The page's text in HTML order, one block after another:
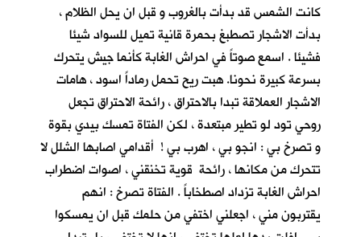
كانت الشمس قد بدأت بالغروب و قبل ان يحل الظلام ،
بدأت الاشجار تصطبغ بحمرة قانية تميل للسواد شيئا
فشيئا . اسمع صوتاً في احراش الغابة كأنما جيش يتحرك
بسرعة كبيرة نحونا. هبت ريح تحمل رماداً اسود ، هامات
الاشجار العملاقة تبدا بالاحتراق ، رائحة الاحتراق تجعل
روحي تود لو تطير مبتعدة ، لكن الفتاة تمسك بيدي بقوة
و تصرخ بي : انجو بي ، اهرب بي ! أقدامي اصابها الشلل لا
تتحرك من مكانها ، رائحة قوية تخنقني ، اصوات اضطراب
احراش الغابة تزداد اصطخاباً . الفتاة تصرخ : انهم
يقتربون مني ، اجعلني اختفي من حلمك قبل ان يمسكوا